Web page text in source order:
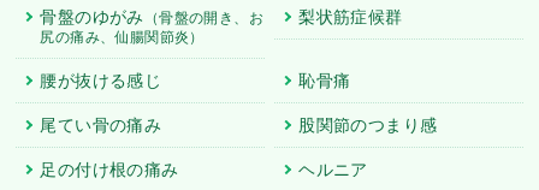
骨盤のゆがみ
（骨盤の開き、お
尻の痛み、仙腸関節炎）
梨状筋症候群
腰が抜ける感じ 恥骨痛
尾てい骨の痛み 股関節のつまり感
足の付け根の痛み ヘルニア